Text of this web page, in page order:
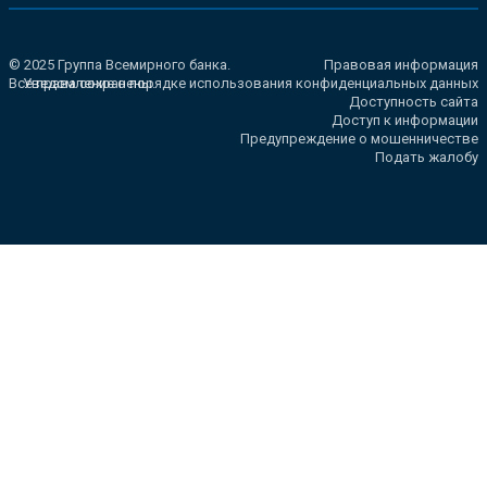
© 2025 Группа Всемирного банка.
Все права сохранены.
Правовая информация
Уведомление о порядке использования конфиденциальных данных
Доступность сайта
Доступ к информации
Предупреждение о мошенничестве
Подать жалобу